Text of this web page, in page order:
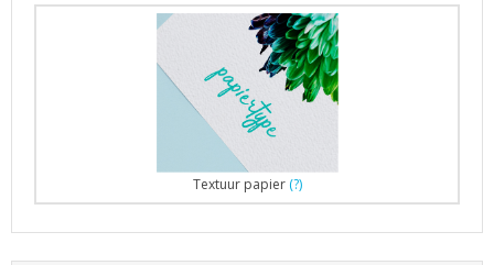
Textuur papier (?)